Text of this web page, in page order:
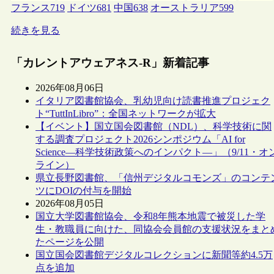
フランス719 ドイツ681 中国638 オーストラリア599
続きを見る
「カレントアウェアネス-R」新着記事
2026年08月06日
イタリア図書館協会、乳幼児向け読書推進プロジェク
ト“TuttInLibro”：全国ネットワークが拡大
【イベント】国立国会図書館（NDL）、科学技術に関
する調査プロジェクト2026シンポジウム「AI for
Science―科学技術政策へのインパクト―」（9/11・オ
ライン）
県立長野図書館、「信州デジタルコモンズ」のコンテ
ツにDOIの付与を開始
2026年08月05日
国立大学図書館協会、令和8年熊本地震で被災した学
生・教職員に向けた、同協会会員館の支援状況をまと
たページを公開
国立国会図書館デジタルコレクションに新聞等約4.5万
点を追加